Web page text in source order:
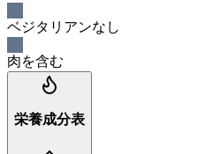
ベジタリアンなし
肉を含む
栄養成分表